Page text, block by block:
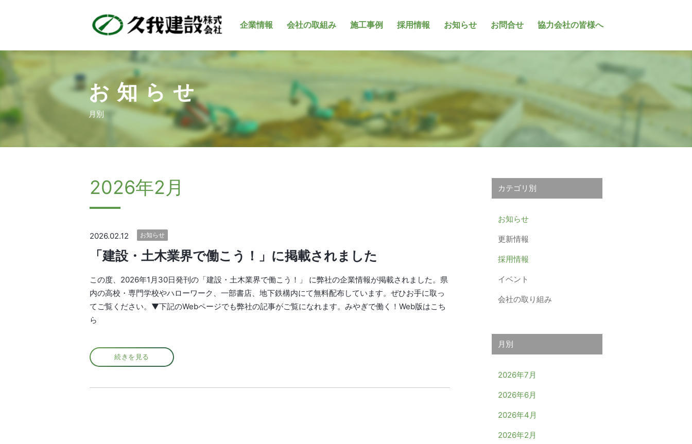
企業情報 会社の取組み 施工事例 採用情報 お知らせ お問合せ 協力会社の皆様へ
お知らせ
月別
2026年2月
2026.02.12 お知らせ
「建設・土木業界で働こう！」に掲載されました
この度、2026年1月30日発刊の「建設・土木業界で働こう！」 に弊社の企業情報が掲載されました。県
内の高校・専門学校やハローワーク、一部書店、地下鉄構内にて無料配布しています。ぜひお手に取っ
てご覧ください。▼下記のWebページでも弊社の記事がご覧になれます。みやぎで働く！Web版はこち
ら
続きを見る
カテゴリ別
お知らせ
更新情報
採用情報
イベント
会社の取り組み
月別
2026年7月
2026年6月
2026年4月
2026年2月